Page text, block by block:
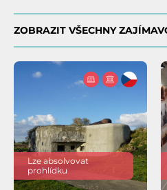
ZOBRAZIT VŠECHNY
Lze absolvovat
prohlídku